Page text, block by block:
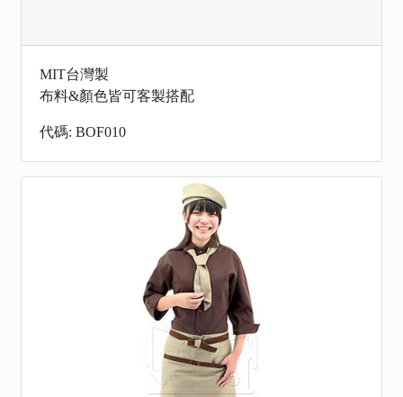
MIT台灣製
布料&顏色皆可客製搭配
代碼: BOF010